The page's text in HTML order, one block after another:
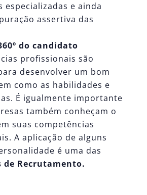
especializadas e ainda
assertiva das
do candidato
profissionais são
desenvolver um bom
como as habilidades e
É igualmente importante
também conheçam o
suas competências
A aplicação de alguns
é uma das
de Recrutamento.